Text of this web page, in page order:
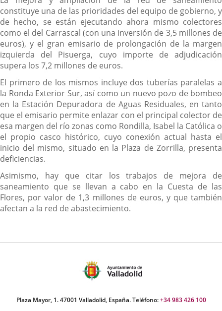
constituye una de las prioridades del equipo de gobierno, y
de hecho, se están ejecutando ahora mismo colectores
como el del Carrascal (con una inversión de 3,5 millones de
euros), y el gran emisario de prolongación de la margen
izquierda del Pisuerga, cuyo importe de adjudicación
supera los 7,2 millones de euros.
El primero de los mismos incluye dos tuberías paralelas a
la Ronda Exterior Sur, así como un nuevo pozo de bombeo
en la Estación Depuradora de Aguas Residuales, en tanto
que el emisario permite enlazar con el principal colector de
esa margen del río zonas como Rondilla, Isabel la Católica o
el propio casco histórico, cuyo conexión actual hasta el
inicio del mismo, situado en la Plaza de Zorrilla, presenta
deficiencias.
Asimismo, hay que citar los trabajos de mejora de
saneamiento que se llevan a cabo en la Cuesta de las
Flores, por valor de 1,3 millones de euros, y que también
afectan a la red de abastecimiento.
Plaza Mayor, 1. 47001 Valladolid, España. Teléfono:+34 983 426 100